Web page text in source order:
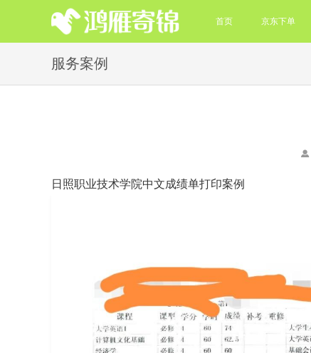
首页 京东下单
服务案例
日照职业技术学院中文成绩单打印案例